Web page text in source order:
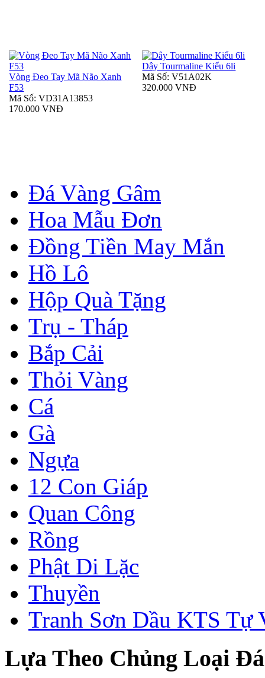
Vòng Đeo Tay Mã Não Xanh
F53
Mã Số: VD31A13853
170.000 VNĐ
Dây Tourmaline Kiểu 6li
Mã Số: V51A02K
320.000 VNĐ
Đá Vàng Gâm
Hoa Mẫu Đơn
Đồng Tiền May Mắn
Hồ Lô
Hộp Quà Tặng
Trụ - Tháp
Bắp Cải
Thỏi Vàng
Cá
Gà
Ngựa
12 Con Giáp
Quan Công
Rồng
Phật Di Lặc
Thuyền
Tranh Sơn Dầu KTS Tự
Lựa Theo Chủng Loại Đá